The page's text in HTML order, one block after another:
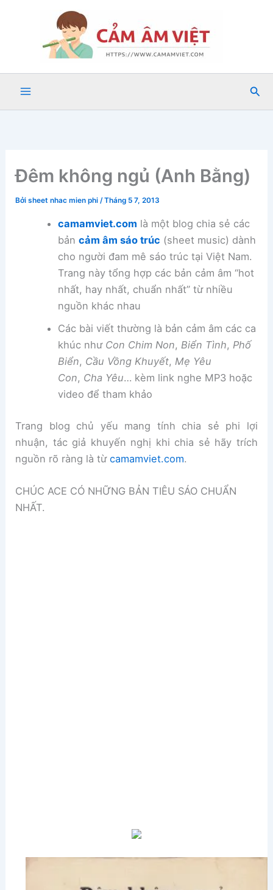
Tìm
Đêm không ngủ (Anh Bằng)
Bởisheet nhac mien phi/Tháng 5 7, 2013
camamviet.com là một blog chia sẻ các
bản cảm âm sáo trúc (sheet music) dành
cho người đam mê sáo trúc tại Việt Nam.
Trang này tổng hợp các bản cảm âm “hot
nhất, hay nhất, chuẩn nhất” từ nhiều
nguồn khác nhau
Các bài viết thường là bản cảm âm các ca
khúc như Con Chim Non, Biển Tình, Phố
Biển, Cầu Vồng Khuyết, Mẹ Yêu
Con, Cha Yêu… kèm link nghe MP3 hoặc
video để tham khảo
Trang blog chủ yếu mang tính chia sẻ phi lợi
nhuận, tác giả khuyến nghị khi chia sẻ hãy trích
nguồn rõ ràng là từcamamviet.com.
CHÚC ACE CÓ NHỮNG BẢN TIÊU SÁO CHUẨN
NHẤT.